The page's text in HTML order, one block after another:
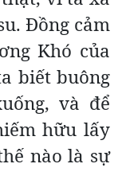
Đồng cảm
Khó của
biết buông
và để
hữu lấy
nào là sự